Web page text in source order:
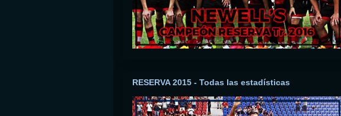
RESERVA 2015 - Todas las estadísticas